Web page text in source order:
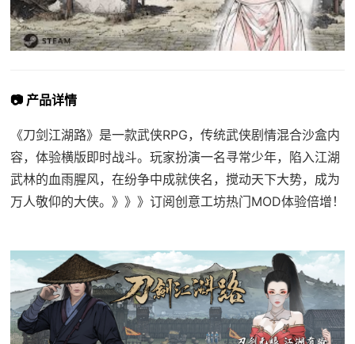
📷 产品详情
《刀剑江湖路》是一款武侠RPG，传统武侠剧情混合沙盒内
容，体验横版即时战斗。玩家扮演一名寻常少年，陷入江湖
武林的血雨腥风，在纷争中成就侠名，搅动天下大势，成为
万人敬仰的大侠。》》》订阅创意工坊热门MOD体验倍增！